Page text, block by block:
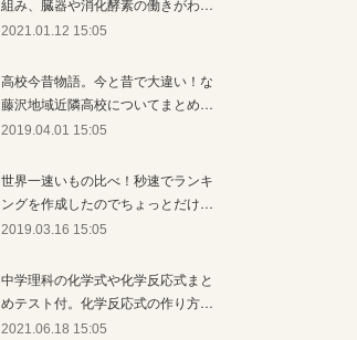
2021.01.12 15:05
高校今昔物語。今と昔で大違い！な
藤沢地域近隣高校についてまとめ…
2019.04.01 15:05
世界一速いもの比べ！秒速でランキ
ングを作成したのでちょっとだけ…
2019.03.16 15:05
中学理科の化学式や化学反応式まと
めテスト付。化学反応式の作り方…
2021.06.18 15:05